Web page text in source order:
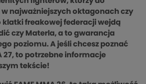
najważniejszych oktagonach czy
klatki freakowej federacji wejdą
czy Materla, a to gwarancja
poziomu. A jeśli chcesz poznać
27, to potrzebne informacje
tekście!